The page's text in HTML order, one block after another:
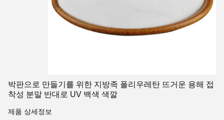
박판으로 만들기를 위한 지방족 폴리우레탄 뜨거운 용해 접
착성 분말 반대로 UV 백색 색깔
제품 상세정보